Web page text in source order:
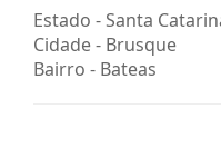
Estado -Santa
Cidade - Brusque
Bairro - Bateas